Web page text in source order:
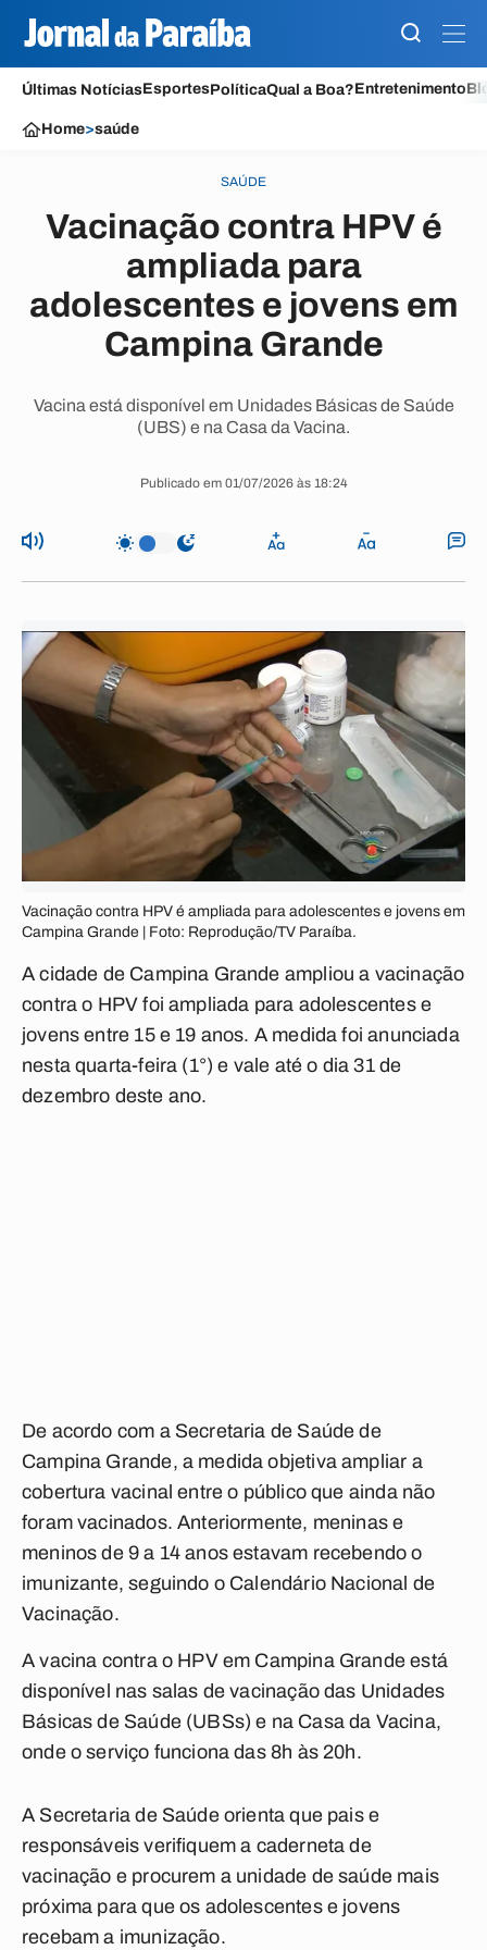
Últimas NotíciasEsportesPolíticaQual a Boa?Entretenimento
Home>saúde
SAÚDE
Vacinação contra HPV é
ampliada para
adolescentes e jovens em
Campina Grande
Vacina está disponível em Unidades Básicas de Saúde
(UBS) e na Casa da Vacina.
Publicado em 01/07/2026 às 18:24
Vacinação contra HPV é ampliada para adolescentes e jovens em
Campina Grande | Foto: Reprodução/TV Paraíba.
A cidade de Campina Grande ampliou a vacinação
contra o HPV foi ampliada para adolescentes e
jovens entre 15 e 19 anos. A medida foi anunciada
nesta quarta-feira (1°) e vale até o dia 31 de
dezembro deste ano.
De acordo com a Secretaria de Saúde de
Campina Grande, a medida objetiva ampliar a
cobertura vacinal entre o público que ainda não
foram vacinados. Anteriormente, meninas e
meninos de 9 a 14 anos estavam recebendo o
imunizante, seguindo o Calendário Nacional de
Vacinação.
A vacina contra o HPV em Campina Grande está
disponível nas salas de vacinação das Unidades
Básicas de Saúde (UBSs) e na Casa da Vacina,
onde o serviço funciona das 8h às 20h.
A Secretaria de Saúde orienta que pais e
responsáveis verifiquem a caderneta de
vacinação e procurem a unidade de saúde mais
próxima para que os adolescentes e jovens
recebam a imunização.